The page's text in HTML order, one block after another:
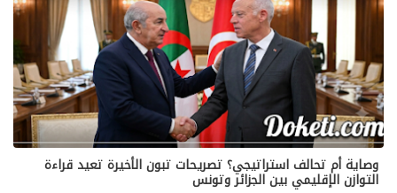
​وصاية أم تحالف استراتيجي؟ تصريحات تبون الأخيرة تعيد قراءة
التوازن الإقليمي بين الجزائر وتونس